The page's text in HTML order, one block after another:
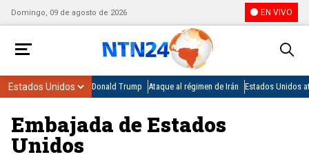
Domingo, 09 de agosto de 2026 EN VIVO
Donald Trump Ataque al régimen de Irán Estados Unidos
Embajada de Estados
Unidos